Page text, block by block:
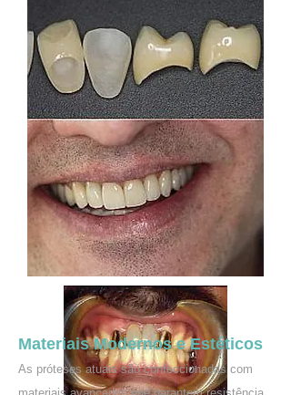
Materiais Modernos e Estéticos
As próteses atuais são confeccionadas com